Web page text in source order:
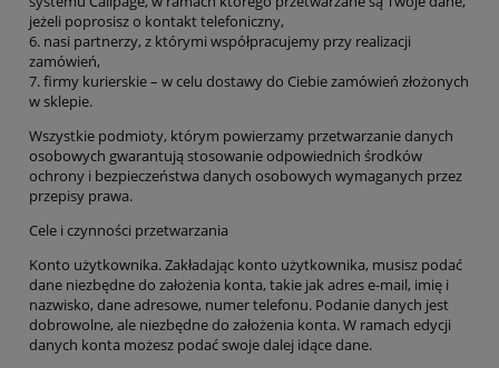
jeżeli poprosisz o kontakt telefoniczny,
6. nasi partnerzy, z którymi współpracujemy przy realizacji
zamówień,
7.firmy kurierskie – w celu dostawy do Ciebie zamówień złożonych
w sklepie.
Wszystkie podmioty, którym powierzamy przetwarzanie danych
osobowych gwarantują stosowanie odpowiednich środków
ochrony i bezpieczeństwa danych osobowych wymaganych przez
przepisy prawa.
Cele i czynności przetwarzania
Konto użytkownika. Zakładając konto użytkownika, musisz podać
dane niezbędne do założenia konta, takie jak adres e-mail, imię i
nazwisko, dane adresowe, numer telefonu. Podanie danych jest
dobrowolne, ale niezbędne do założenia konta. W ramach edycji
danych konta możesz podać swoje dalej idące dane.